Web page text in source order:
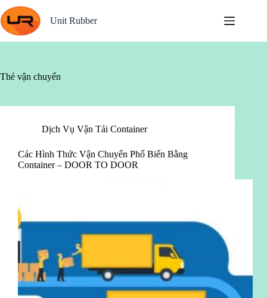
Chuyển
đến
phần
nội
Unit Rubber
Thẻ vận chuyển
Dịch Vụ Vận Tải Container
Các Hình Thức Vận Chuyển Phổ Biến Bằng
Container – DOOR TO DOOR